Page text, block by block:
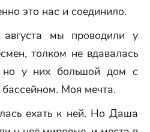
это нас и соединило.
мы проводили у
толком не вдавалась
но у них большой дом с
Моя мечта.
ехать к ней. Но Даша